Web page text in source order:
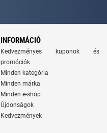
INFORMÁCIÓ
Kedvezményes kuponok és
promóciók
Minden kategória
Minden márka
Minden e-shop
Újdonságok
Kedvezmények